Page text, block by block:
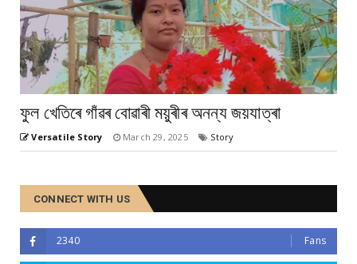
ফুল খেতিৰে গাঁৱৰ বোৱাৰী ময়ুৰীৰ অনন্য জয়যাত্ৰা
Versatile Story March 29, 2025 Story
CONNECT WITH US
2340 Fans